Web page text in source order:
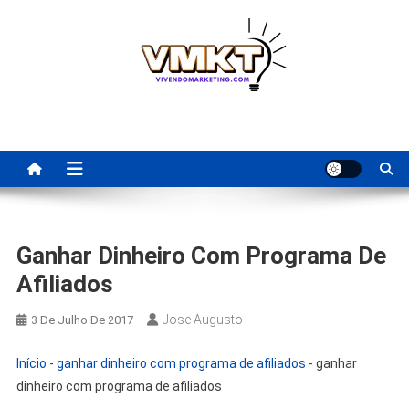
Para Revenda | Vivendo
Marketing
Ganhar Dinheiro Com Programa De
Afiliados
3 De Julho De 2017 Jose Augusto
Início - ganhar dinheiro com programa de afiliados - ganhar
dinheiro com programa de afiliados